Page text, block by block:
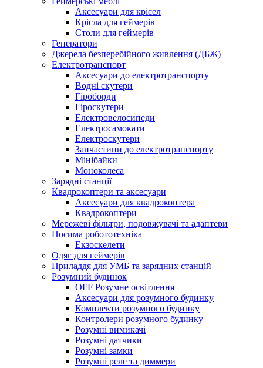
Аксесуари для крісел
Крісла для геймерів
Столи для геймерів
Генератори
Джерела безперебійного живлення (ДБЖ)
Електротранспорт
Аксесуари до електротранспорту
Водні скутери
Гіроборди
Гіроскутери
Електровелосипеди
Електросамокати
Електроскутери
Запчастини до електротранспорту
Мінібайки
Моноколеса
Зарядні станції
Квадрокоптери та аксесуари
Аксесуари для квадрокоптера
Квадрокоптери
Мережеві фільтри, подовжувачі та адаптери
Носима робототехніка
Екзоскелети
Одяг для геймерів
Приладдя для УМБ та зарядних станцій
Розумний будинок
OFF Розумне освітлення
Аксесуари для розумного будинку
Комплекти розумного будинку
Контролери розумного будинку
Розумні вимикачі
Розумні датчики
Розумні замки
Розумні реле та диммери